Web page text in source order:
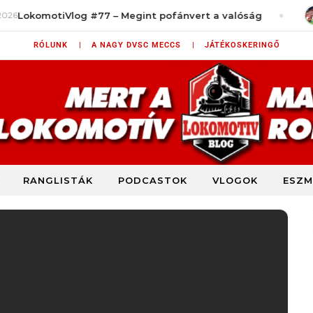
#77 – Megint pofánvert a valóság
RÓLUNK | A NAGY DVSC MECCS | JÁTÉKOSKERINGŐ
DVSC szurkolói blog
RANGLISTÁK PODCASTOK VLOGOK